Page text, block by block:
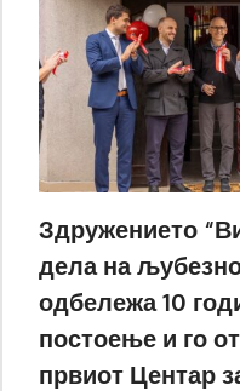
Здружението
дела на
одбележа 10
постоење и го
првиот Центар